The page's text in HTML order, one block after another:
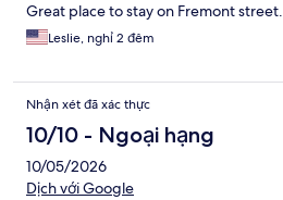
Great place to stay on Fremont street.
Leslie, nghỉ 2 đêm
Nhận xét đã xác thực
10/10 - Ngoại hạng
10/05/2026
Dịch với Google